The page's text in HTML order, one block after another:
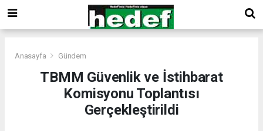
Anasayfa Gündem
TBMM Güvenlik ve İstihbarat
Komisyonu Toplantısı
Gerçekleştirildi